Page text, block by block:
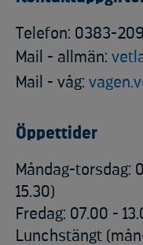
Telefon: 0383-
Mail - allmän:
Mail - våg:
Öppettider
Måndag-torsdag:
15.30)
Fredag: 07.00 -
Lunchstängt